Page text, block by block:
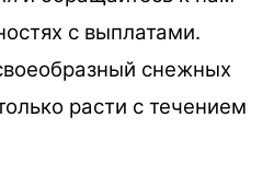
с выплатами.
снежных
расти с течением